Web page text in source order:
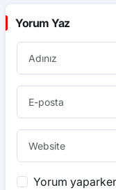
Yorum Yaz
Yorum